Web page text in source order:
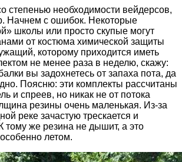
степенью необходимости вейдерсов,
Начнем с ошибок. Некоторые
школы или просто скупые могут
от костюма химической защиты
которому приходится иметь
не менее раза в неделю, скажу:
вы задохнетесь от запаха пота, да
Поясню: эти комплекты рассчитаны
и спреев, но никак не от потока
резины очень маленькая. Из-за
реке зачастую трескается и
тому же резина не дышит, а это
летом.